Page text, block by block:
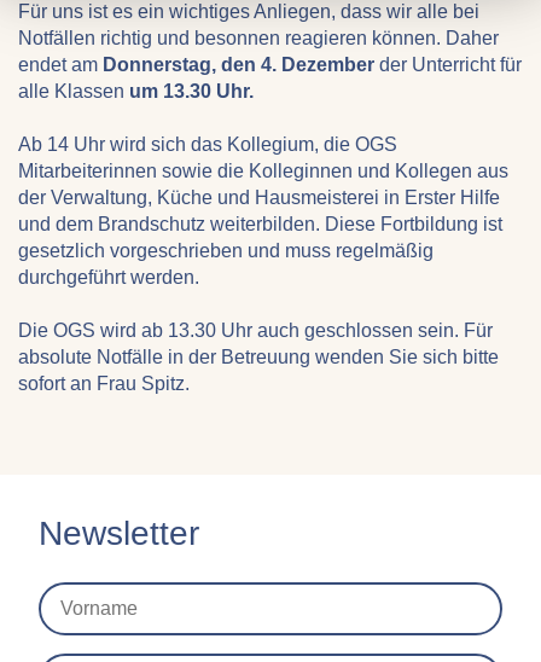
Für uns ist es ein wichtiges Anliegen, dass wir alle bei
Notfällen richtig und besonnen reagieren können. Daher
endet am Donnerstag, den 4. Dezember der Unterricht für
alle Klassen um 13.30 Uhr.
Ab 14 Uhr wird sich das Kollegium, die OGS
Mitarbeiterinnen sowie die Kolleginnen und Kollegen aus
der Verwaltung, Küche und Hausmeisterei in Erster Hilfe
und dem Brandschutz weiterbilden. Diese Fortbildung ist
gesetzlich vorgeschrieben und muss regelmäßig
durchgeführt werden.
Die OGS wird ab 13.30 Uhr auch geschlossen sein. Für
absolute Notfälle in der Betreuung wenden Sie sich bitte
sofort an Frau Spitz.
Newsletter